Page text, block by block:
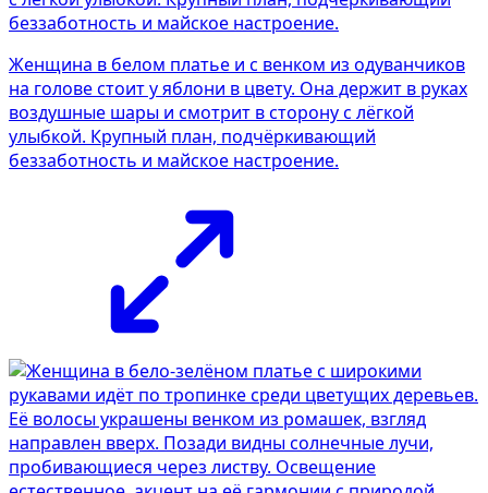
Женщина в белом платье и с венком из одуванчиков
на голове стоит у яблони в цвету. Она держит в руках
воздушные шары и смотрит в сторону с лёгкой
улыбкой. Крупный план, подчёркивающий
беззаботность и майское настроение.